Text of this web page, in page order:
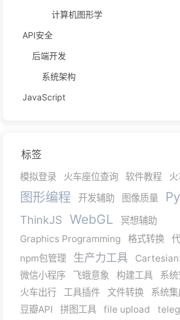
计算机图形学
API安全
后端开发
系统架构
JavaScript
标签
模拟登录 火车座位查询 软件教程
图形编程 开发辅助 图像质量
ThinkJS WebGL
冥想辅助
Graphics Programming
格式转换
npm包管理
生产力工具
微信小程序
飞蛾意象 构建工具 系
火车出行
工具插件 文件转换 系统
豆瓣API
拼图工具 file upload